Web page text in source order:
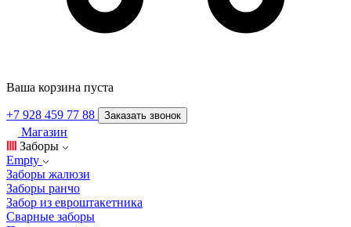
Ваша корзина пуста
+7 928 459 77 88 Заказать звонок
Магазин
Заборы
Empty
Заборы жалюзи
Заборы ранчо
Забор из евроштакетника
Сварные заборы